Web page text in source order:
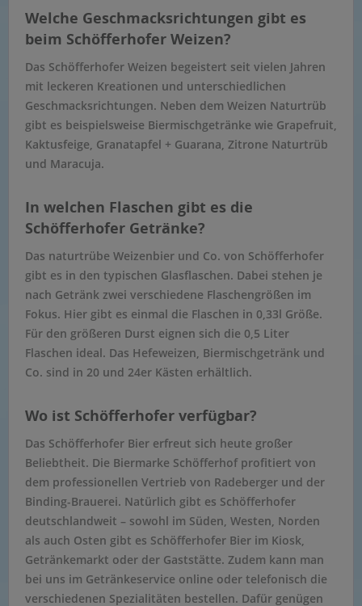
Welche Geschmacksrichtungen gibt es
beim Schöfferhofer Weizen?
Das Schöfferhofer Weizen begeistert seit vielen Jahren
mit leckeren Kreationen und unterschiedlichen
Geschmacksrichtungen. Neben dem Weizen Naturtrüb
gibt es beispielsweise Biermischgetränke wie Grapefruit,
Kaktusfeige, Granatapfel + Guarana, Zitrone Naturtrüb
und Maracuja.
In welchen Flaschen gibt es die
Schöfferhofer Getränke?
Das naturtrübe Weizenbier und Co. von Schöfferhofer
gibt es in den typischen Glasflaschen. Dabei stehen je
nach Getränk zwei verschiedene Flaschengrößen im
Fokus. Hier gibt es einmal die Flaschen in 0,33l Größe.
Für den größeren Durst eignen sich die 0,5 Liter
Flaschen ideal. Das Hefeweizen, Biermischgetränk und
Co. sind in 20 und 24er Kästen erhältlich.
Wo ist Schöfferhofer verfügbar?
Das Schöfferhofer Bier erfreut sich heute großer
Beliebtheit. Die Biermarke Schöfferhof profitiert von
dem professionellen Vertrieb von Radeberger und der
Binding-Brauerei. Natürlich gibt es Schöfferhofer
deutschlandweit – sowohl im Süden, Westen, Norden
als auch Osten gibt es Schöfferhofer Bier im Kiosk,
Getränkemarkt oder der Gaststätte. Zudem kann man
bei uns im Getränkeservice online oder telefonisch die
verschiedenen Spezialitäten bestellen. Dafür genügen